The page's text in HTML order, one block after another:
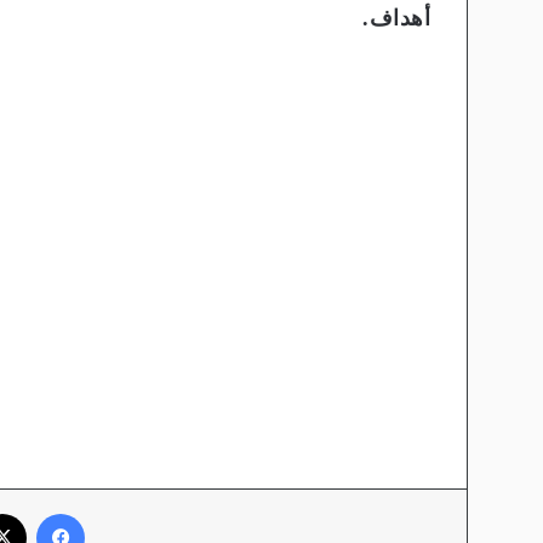
أهداف.